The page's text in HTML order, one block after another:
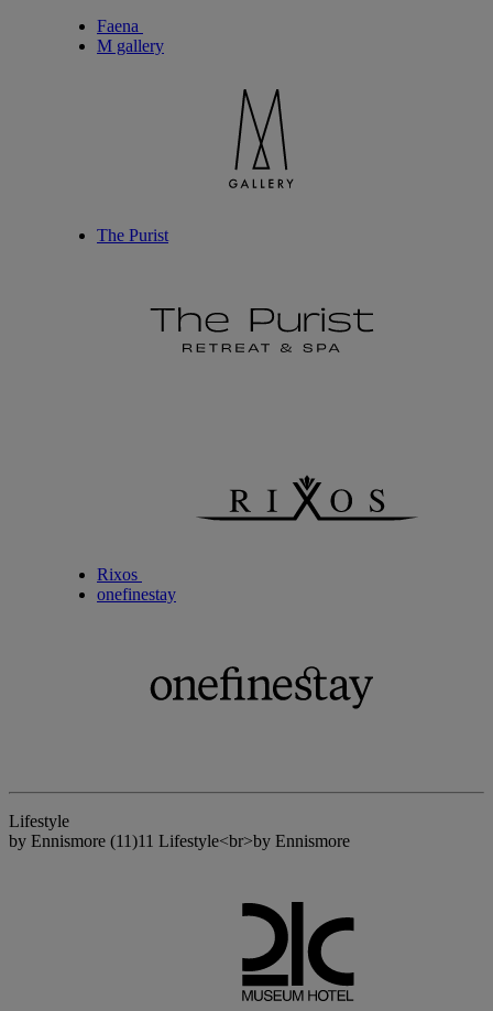
Faena
M gallery
The Purist
Rixos
onefinestay
Lifestyle
by Ennismore (11)11 Lifestyle<br>by Ennismore